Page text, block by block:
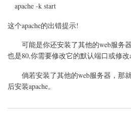
apache -k start
这个apache的出错提示!
可能是你还安装了其他的web服务
也是80,你需要修改它的默认端口或修改
倘若安装了其他的web服务器，那
后安装apache。